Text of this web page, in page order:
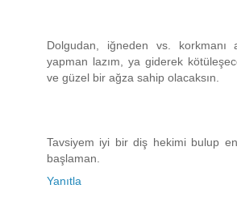
Dolgudan, iğneden vs. korkmanı
yapman lazım, ya giderek
ve güzel bir ağza sahip olacaksın.
Tavsiyem iyi bir diş hekimi bulup
başlaman.
Yanıtla